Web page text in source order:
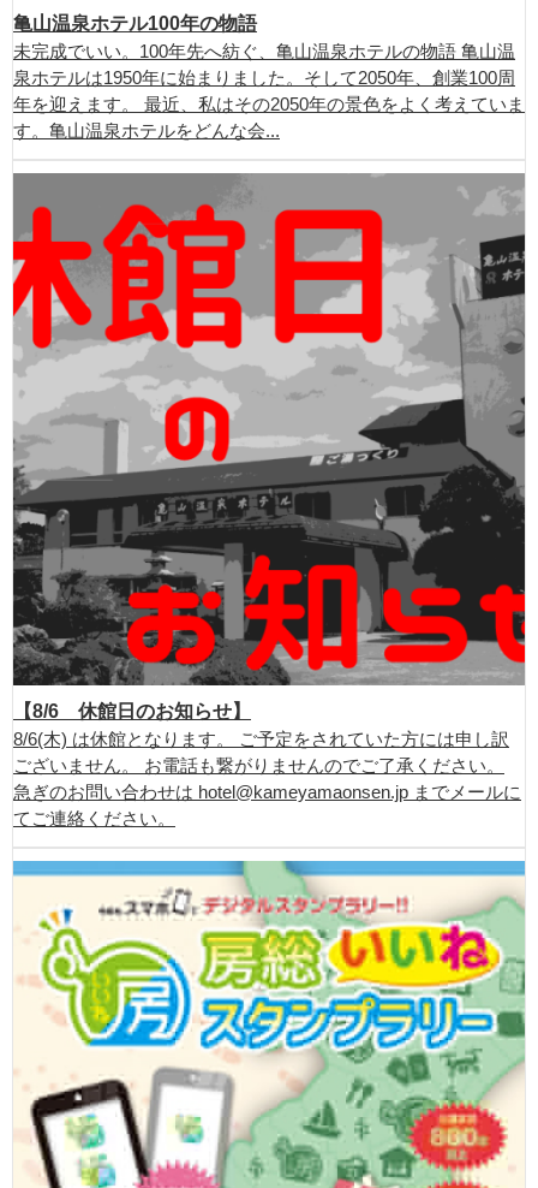
亀山温泉ホテル100年の物語
未完成でいい。100年先へ紡ぐ、亀山温泉ホテルの物語 亀山温
泉ホテルは1950年に始まりました。そして2050年、創業100周
年を迎えます。 最近、私はその2050年の景色をよく考えていま
す。亀山温泉ホテルをどんな会...
【8/6 休館日のお知らせ】
8/6(木) は休館となります。 ご予定をされていた方には申し訳
ございません。 お電話も繋がりませんのでご了承ください。
急ぎのお問い合わせは hotel@kameyamaonsen.jp までメールに
てご連絡ください。